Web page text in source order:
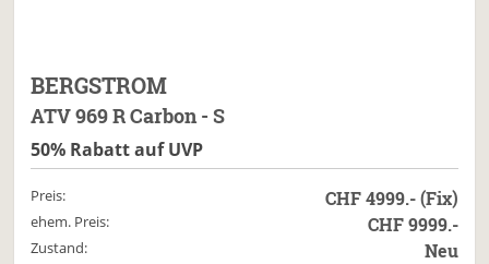
BERGSTROM
ATV 969 R Carbon - S
50% Rabatt auf UVP
Preis: CHF 4999.- (Fix)
ehem. Preis: CHF 9999.-
Zustand: Neu